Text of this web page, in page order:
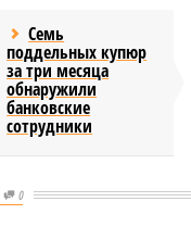
Семь
поддельных купюр
за три месяца
обнаружили
банковские
сотрудники
0